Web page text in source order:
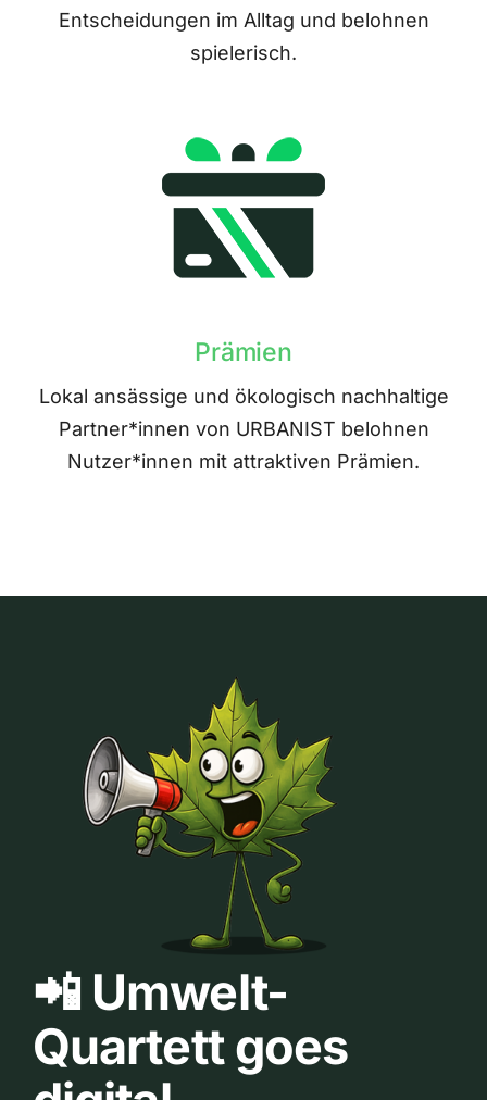
Entscheidungen im Alltag und belohnen
spielerisch.
Prämien
Lokal ansässige und ökologisch nachhaltige
Partner*innen von URBANIST belohnen
Nutzer*innen mit attraktiven Prämien.
📲 Umwelt-
Quartett goes